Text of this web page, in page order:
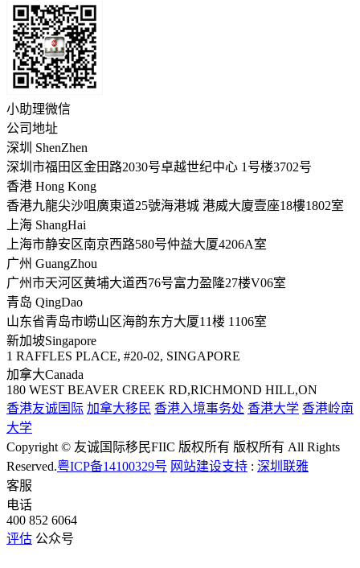
小助理微信
公司地址
深圳 ShenZhen
深圳市福田区金田路2030号卓越世纪中心 1号楼3702号
香港 Hong Kong
香港九龍尖沙咀廣東道25號海港城 港威大廈壹座18樓1802室
上海 ShangHai
上海市静安区南京西路580号仲益大厦4206A室
广州 GuangZhou
广州市天河区黄埔大道西76号富力盈隆27楼V06室
青岛 QingDao
山东省青岛市崂山区海韵东方大厦11楼 1106室
新加坡Singapore
1 RAFFLES PLACE, #20-02, SINGAPORE
加拿大Canada
180 WEST BEAVER CREEK RD,RICHMOND HILL,ON
香港友诚国际 加拿大移民 香港入境事务处 香港大学 香港岭南
大学
Copyright © 友诚国际移民FIIC 版权所有 版权所有 All Rights
Reserved.粤ICP备14100329号 网站建设支持 : 深圳联雅
客服
电话
400 852 6064
评估 公众号